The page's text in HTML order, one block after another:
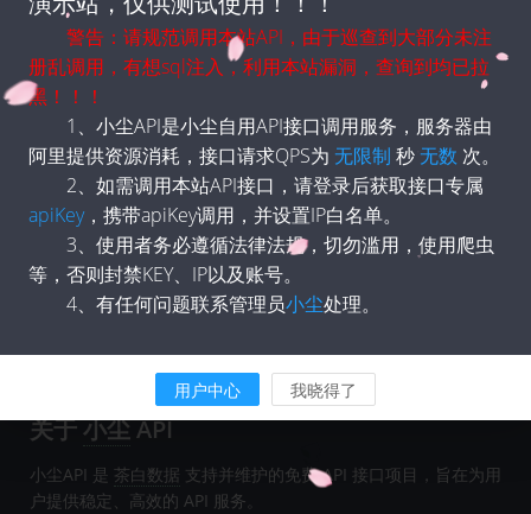
名称 类型 说明
返回示例：
</> code
     '腾讯新闻 热搜热点榜' => '?type=new',
    '腾讯新闻 热门回答' => '?type=huati',
    '腾讯新闻 娱乐热点榜' => '?type=yuele',
关于小尘API
小尘API 是 茶白数据 支持并维护的免费 API 接口项目，旨在为用
户提供稳定、高效的 API 服务。
警告：请规范调用本站API，由于巡查到大部分未注
册乱调用，有想sql注入，利用本站漏洞，查询到均已拉
黑！！！
1、小尘API是小尘自用API接口调用服务，服务器由
阿里提供资源消耗，接口请求QPS为 无限制 秒无数 次。
2、如需调用本站API接口，请登录后获取接口专属
apiKey，携带apiKey调用，并设置IP白名单。
3、使用者务必遵循法律法规，切勿滥用，使用爬虫
等，否则封禁KEY、IP以及账号。
4、有任何问题联系管理员小尘处理。
用户中心 我晓得了